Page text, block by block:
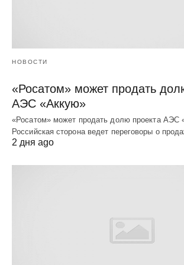
НОВОСТИ
«Росатом» может продать
АЭС «Аккую»
«Росатом» может продать долю проекта АЭС
Российская сторона ведет переговоры о
2 дня ago